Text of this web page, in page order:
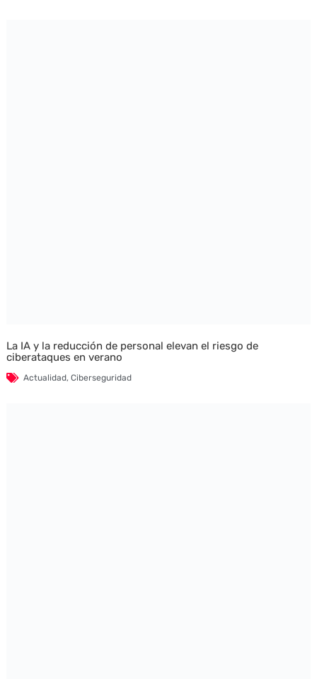
La IA y la reducción de personal elevan el riesgo de
ciberataques en verano
Actualidad, Ciberseguridad